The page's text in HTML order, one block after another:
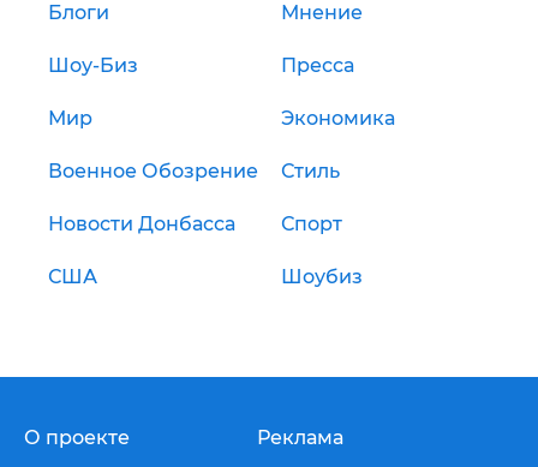
Блоги Мнение
Шоу-Биз Пресса
Мир Экономика
Военное Обозрение Стиль
Новости Донбасса Спорт
США Шоубиз
О проекте Реклама